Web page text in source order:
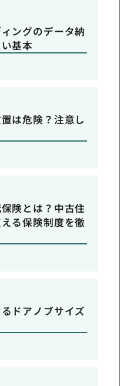
ングのデータ納
基本
は危険？注意し
険とは？中古住
る保険制度を徹
ドアノブサイズ